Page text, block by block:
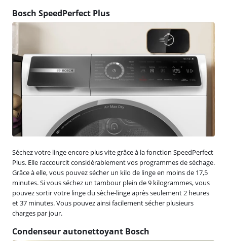
Bosch SpeedPerfect Plus
Séchez votre linge encore plus vite grâce à la fonction SpeedPerfect
Plus. Elle raccourcit considérablement vos programmes de séchage.
Grâce à elle, vous pouvez sécher un kilo de linge en moins de 17,5
minutes. Si vous séchez un tambour plein de 9 kilogrammes, vous
pouvez sortir votre linge du sèche-linge après seulement 2 heures
et 37 minutes. Vous pouvez ainsi facilement sécher plusieurs
charges par jour.
Condenseur autonettoyant Bosch